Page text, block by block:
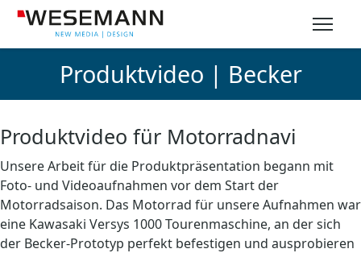
Produktvideo | Becker
Produktvideo für Motorradnavi
Unsere Arbeit für die Produktpräsentation begann mit
Foto- und Videoaufnahmen vor dem Start der
Motorradsaison. Das Motorrad für unsere Aufnahmen war
eine Kawasaki Versys 1000 Tourenmaschine, an der sich
der Becker-Prototyp perfekt befestigen und ausprobieren